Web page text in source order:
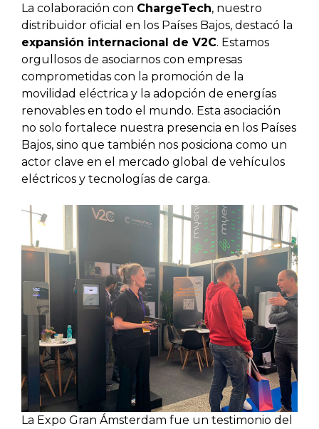
La colaboración con ChargeTech, nuestro
distribuidor oficial en los Países Bajos, destacó la
expansión internacional de V2C. Estamos
orgullosos de asociarnos con empresas
comprometidas con la promoción de la
movilidad eléctrica y la adopción de energías
renovables en todo el mundo. Esta asociación
no solo fortalece nuestra presencia en los Países
Bajos, sino que también nos posiciona como un
actor clave en el mercado global de vehículos
eléctricos y tecnologías de carga.
La Expo Gran Ámsterdam fue un testimonio del